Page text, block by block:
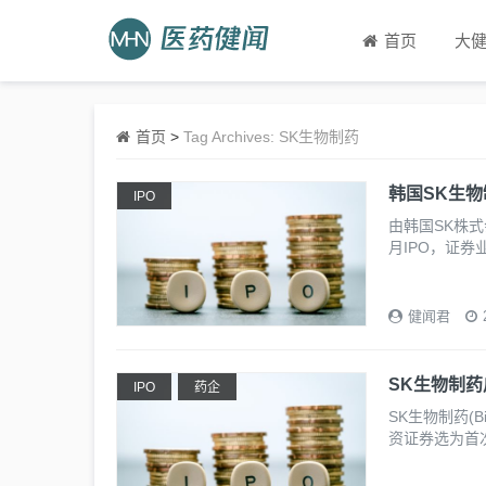
首页 大
首页 > Tag Archives: SK生物制药
IPO 韩国SK生
由韩国SK株
月IPO，证券
健闻君
IPO 药企 SK生物制
SK生物制药
资证券选为